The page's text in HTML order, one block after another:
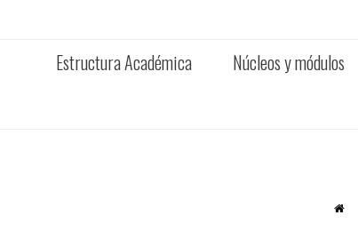
Estructura Académica Núcleos y módulos